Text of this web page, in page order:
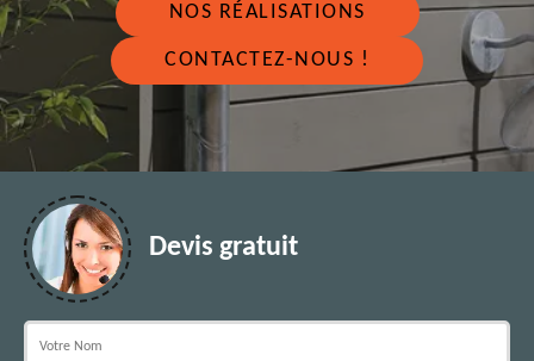
NOS RÉALISATIONS
CONTACTEZ-NOUS !
Devis gratuit